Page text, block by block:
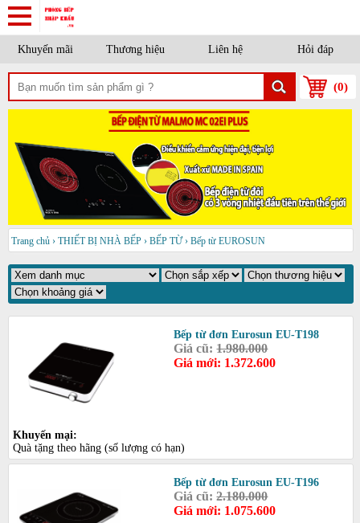
Khuyến mãi Thương hiệu Liên hệ Hỏi đáp
(0)
Trang chủ › THIẾT BỊ NHÀ BẾP › BẾP TỪ › Bếp từ EUROSUN
Bếp từ đơn Eurosun EU-T198
Giá cũ:1.980.000
Giá mới: 1.372.600
Khuyến mại:
Quà tặng theo hãng (số lượng có hạn)
Bếp từ đơn Eurosun EU-T196
Giá cũ:2.180.000
Giá mới: 1.075.600